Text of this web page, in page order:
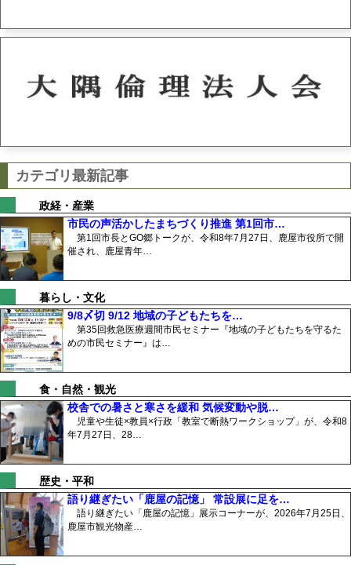
カテゴリ最新記事
政経・産業
市民の声活かしたまちづくり推進 第1回市…
第1回市長とGO郷トークが、令和8年7月27日、鹿屋市役所で開
催され、鹿屋青年…
暮らし・文化
9/8〆切 9/12 地域の子どもたちを…
第35回救急医療週間市民セミナー『地域の子どもたちを守るた
めの市民セミナー』は…
食・自然・観光
校舎での暑さと寒さを緩和 気候変動や脱…
児童や生徒×教員×行政「教室で断熱ワークショップ」が、令和8
年7月27日、28…
歴史・平和
語り継ぎたい「鹿屋の記憶」 常設展に足を…
語り継ぎたい「鹿屋の記憶」展示コーナーが、2026年7月25日、
鹿屋市観光物産…